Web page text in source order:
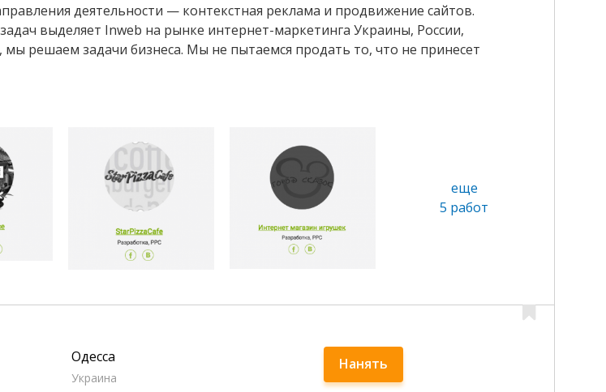
деятельности — контекстная реклама и продвижение сайтов.
выделяет Inweb на рынке интернет-маркетинга Украины, России,
решаем задачи бизнеса. Мы не пытаемся продать то, что не принесет
еще
5 работ
Одесса
Украина
Нанять